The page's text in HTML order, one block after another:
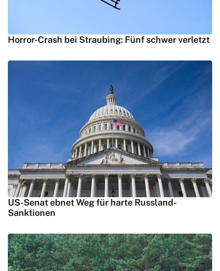
Horror-Crash bei Straubing: Fünf schwer verletzt
US-Senat ebnet Weg für harte Russland-
Sanktionen